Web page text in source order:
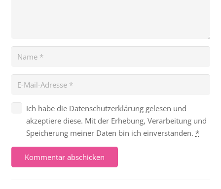
Ich habe die Datenschutzerklärung gelesen und
akzeptiere diese. Mit der Erhebung, Verarbeitung und
Speicherung meiner Daten bin ich einverstanden. *
Kommentar abschicken